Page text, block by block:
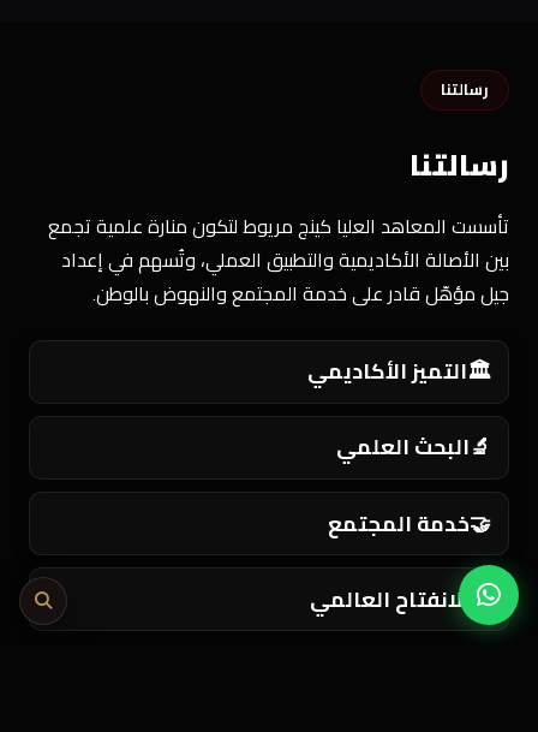
رسالتنا
رسالتنا
تأسست المعاهد العليا كينج مريوط لتكون منارة علمية تجمع
بين الأصالة الأكاديمية والتطبيق العملي، وتُسهم في إعداد
جيل مؤهّل قادر على خدمة المجتمع والنهوض بالوطن.
🏛️التميز الأكاديمي
🔬 البحث العلمي
🤝خدمة المجتمع
🌍 الانفتاح العالمي